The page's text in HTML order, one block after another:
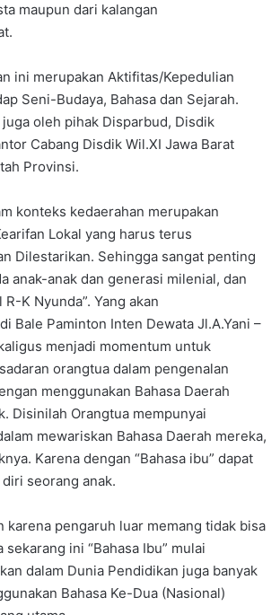
maupun dari kalangan
ini merupakan Aktifitas/Kepedulian
Seni-Budaya, Bahasa dan Sejarah.
oleh pihak Disparbud, Disdik
Cabang Disdik Wil.XI Jawa Barat
Provinsi.
konteks kedaerahan merupakan
Lokal yang harus terus
Dilestarikan. Sehingga sangat penting
anak-anak dan generasi milenial, dan
K Nyunda”. Yang akan
Bale Paminton Inten Dewata Jl.A.Yani –
menjadi momentum untuk
orangtua dalam pengenalan
menggunakan Bahasa Daerah
Disinilah Orangtua mempunyai
mewariskan Bahasa Daerah mereka,
Karena dengan “Bahasa ibu” dapat
seorang anak.
karena pengaruh luar memang tidak bisa
ini “Bahasa Ibu” mulai
dalam Dunia Pendidikan juga banyak
Bahasa Ke-Dua (Nasional)